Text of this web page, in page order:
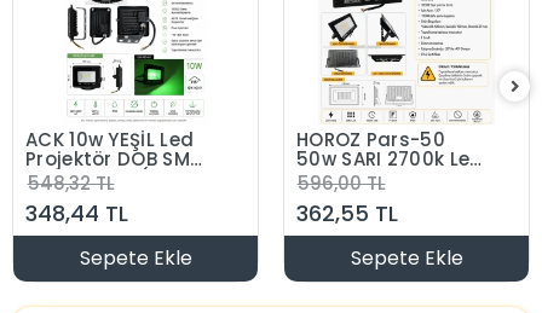
ACK 10w YEŞİL Led
Projektör DOB SMD
IP65 900lm (10
Watt 220 Volt)
548,32 TL
348,44 TL
Sepete Ekle
HOROZ Pars-50
50w SARI 2700k Led
Projektör SMD
Günışığı IP65 (50
Watt 220 Volt)
596,00 TL
362,55 TL
Sepete Ekle